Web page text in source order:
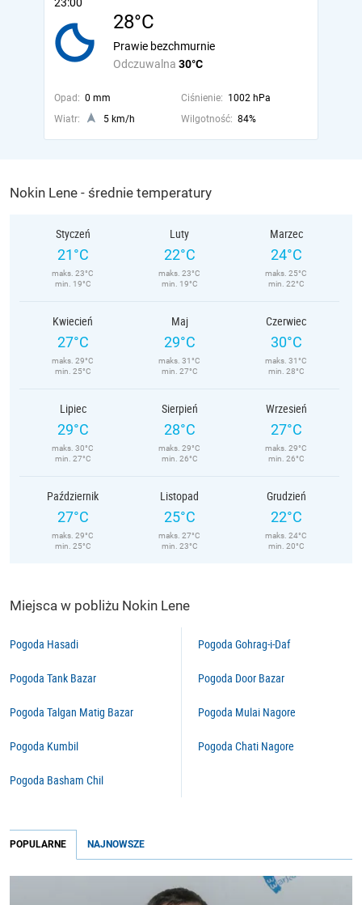
28°C
Odczuwalna 30°C
Prawie bezchmurnie
Opad: 0 mm Ciśnienie: 1002 hPa
Wiatr:
5 km/h Wilgotność: 84%
Nokin Lene - średnie temperatury
Styczeń
21°C
maks. 23°C
min. 19°C
Luty
22°C
maks. 23°C
min. 19°C
Marzec
24°C
maks. 25°C
min. 22°C
Kwiecień
27°C
maks. 29°C
min. 25°C
Maj
29°C
maks. 31°C
min. 27°C
Czerwiec
30°C
maks. 31°C
min. 28°C
Lipiec
29°C
maks. 30°C
min. 27°C
Sierpień
28°C
maks. 29°C
min. 26°C
Wrzesień
27°C
maks. 29°C
min. 26°C
Październik
27°C
maks. 29°C
min. 25°C
Listopad
25°C
maks. 27°C
min. 23°C
Grudzień
22°C
maks. 24°C
min. 20°C
Miejsca w pobliżu Nokin Lene
Pogoda Hasadi
Pogoda Tank Bazar
Pogoda Talgan Matig Bazar
Pogoda Kumbil
Pogoda Basham Chil
Pogoda Gohrag-i-Daf
Pogoda Door Bazar
Pogoda Mulai Nagore
Pogoda Chati Nagore
POPULARNE NAJNOWSZE